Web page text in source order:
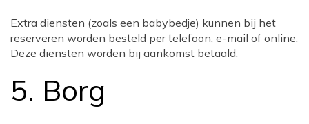
Extra diensten (zoals een babybedje) kunnen bij het
reserveren worden besteld per telefoon, e-mail of online.
Deze diensten worden bij aankomst betaald.
5. Borg